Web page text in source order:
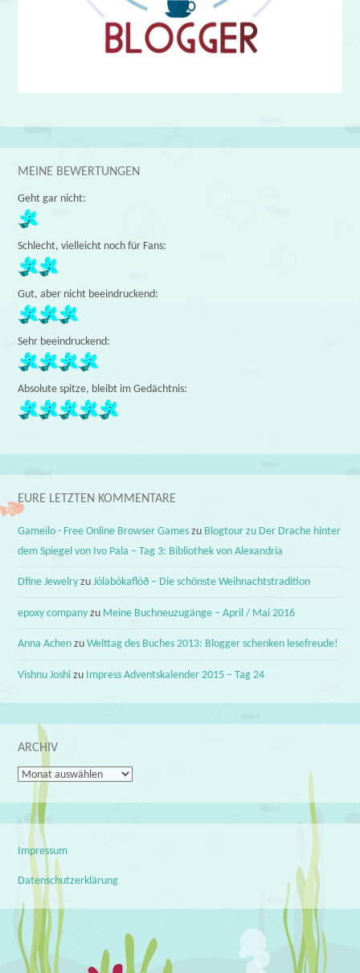
MEINE BEWERTUNGEN
Geht gar nicht:
Schlecht, vielleicht noch für Fans:
Gut, aber nicht beeindruckend:
Sehr beeindruckend:
Absolute spitze, bleibt im Gedächtnis:
EURE LETZTEN KOMMENTARE
Gameilo - Free Online Browser Games zu Blogtour zu Der Drache hinter
dem Spiegel von Ivo Pala – Tag 3: Bibliothek von Alexandria
Dfine Jewelry zuJólabókaflóð – Die schönste Weihnachtstradition
epoxy company zu Meine Buchneuzugänge – April / Mai 2016
Anna Achen zuWelttag des Buches 2013: Blogger schenken lesefreude!
Vishnu Joshi zu Impress Adventskalender 2015 – Tag 24
ARCHIV
Archiv
Impressum
Datenschutzerklärung